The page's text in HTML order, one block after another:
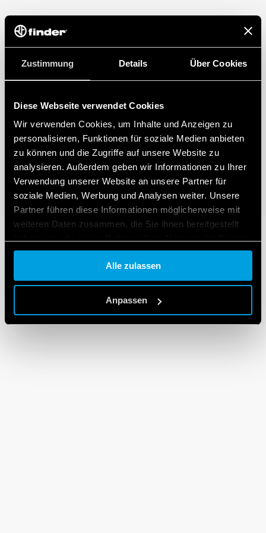
Zustimmung Details Über Cookies
Diese Webseite verwendet Cookies
Wir verwenden Cookies, um Inhalte und Anzeigen zu
personalisieren, Funktionen für soziale Medien anbieten
zu können und die Zugriffe auf unsere Website zu
analysieren. Außerdem geben wir Informationen zu Ihrer
Verwendung unserer Website an unsere Partner für
soziale Medien, Werbung und Analysen weiter. Unsere
Partner führen diese Informationen möglicherweise mit
weiteren Daten zusammen, die Sie ihnen bereitgestellt
gesammelt haben.
Cookie policy.
Alle zulassen
Anpassen